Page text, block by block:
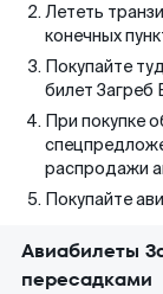
Лететь
конечных
Покупайте
билет Загреб
При покупке
распродажи
Покупайте
Авиабилеты
пересадками